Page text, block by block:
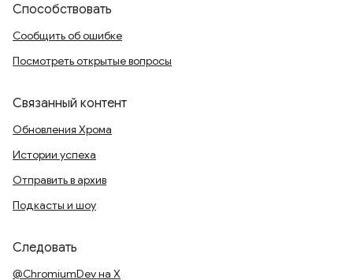
Способствовать
Сообщить об ошибке
Посмотреть открытые вопросы
Связанный контент
Обновления Хрома
Истории успеха
Отправить в архив
Подкасты и шоу
Следовать
@ChromiumDev на X